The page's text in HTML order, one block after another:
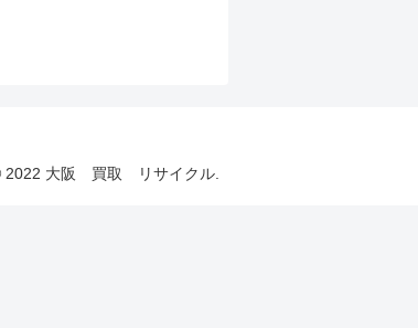
2022 大阪 買取 リサイクル.